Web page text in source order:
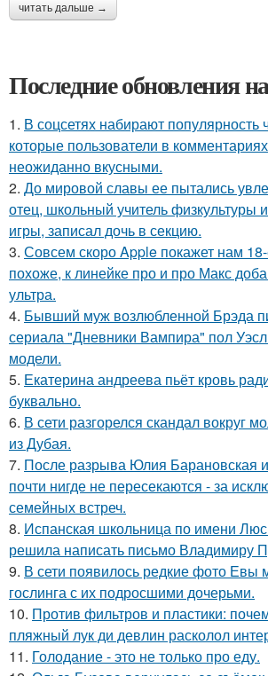
читать дальше →
Последние обновления
1. В соцсетях набирают популярность
которые пользователи в
неожиданно вкусными.
2. До мировой славы ее пытались
отец, школьный учитель физкультуры
игры, записал дочь в секцию.
3. Совсем скоро Apple покажет нам
похоже, к линейке про и про Макс
ультра.
4. Бывший муж возлюбленной Брэда
сериала "Дневники Вампира" пол
модели.
5. Екатерина андреева пьёт кровь
буквально.
6. В сети разгорелся скандал вокруг
из Дубая.
7. После разрыва Юлия Барановская
почти нигде не пересекаются - за
семейных встреч.
8. Испанская школьница по имени
решила написать письмо Владимиру
9. В сети появилось редкие фото Евы
гослинга с их подросшими дочерьми.
10. Против фильтров и пластики:
пляжный лук ди девлин расколол
11. Голодание - это не только про еду.